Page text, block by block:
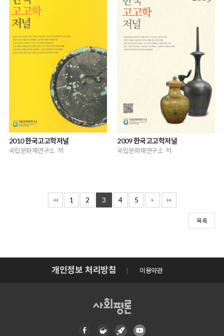
2010 한국고고학저널
국립문화재연구소 저
2009 한국고고학저널
국립문화재연구소 저
1 2 3 4 5
목록
개인정보 처리방침 이용약관